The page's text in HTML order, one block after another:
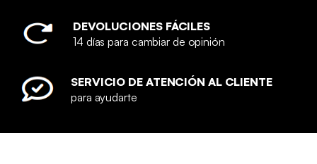
DEVOLUCIONES FÁCILES
14 días para cambiar de opinión
SERVICIO DE ATENCIÓN AL CLIENTE
para ayudarte